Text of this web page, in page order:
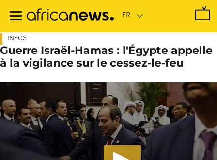
contenu
INFOS
Guerre Israël-Hamas : l'Égypte appelle
à la vigilance sur le cessez-le-feu